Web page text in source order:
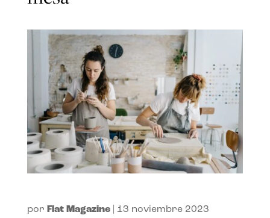
por Flat Magazine| 13 noviembre 2023